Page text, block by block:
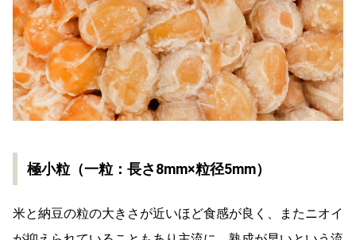
極小粒（一粒：長さ8mm×粒径5mm）
米と納豆の粒の大きさが近いほど食感が良く、またニオイ